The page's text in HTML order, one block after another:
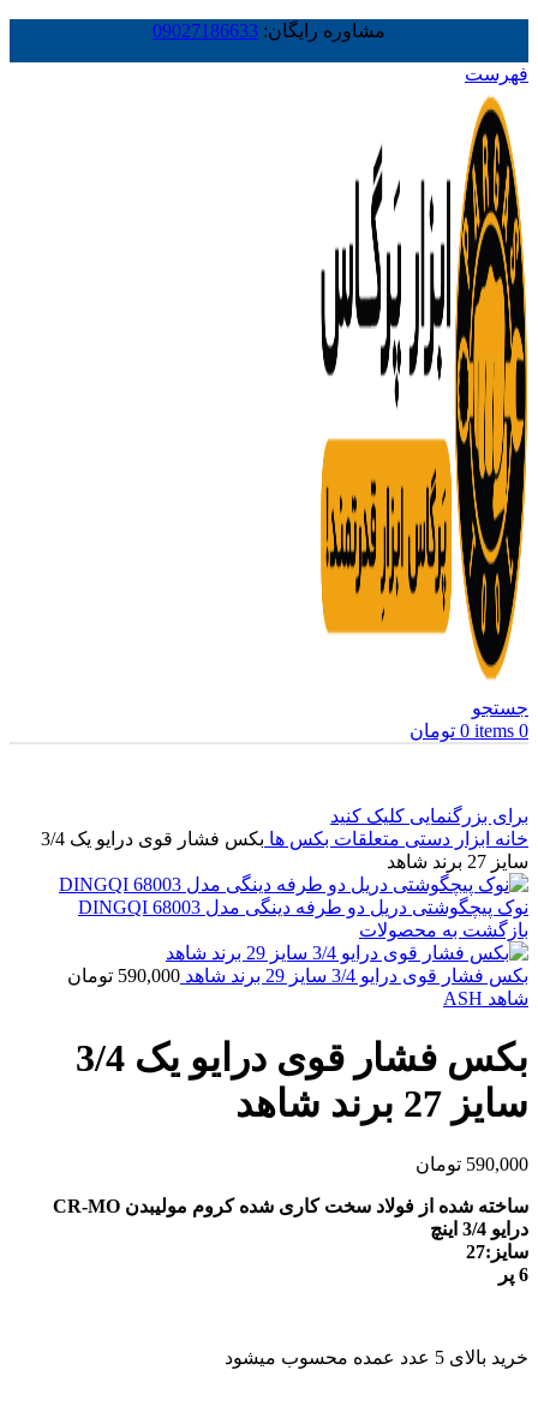
مشاوره رایگان: 09027186633
فهرست
جستجو
0
items
0 تومان
برای بزرگنمایی کلیک کنید
خانه ابزار دستی متعلقات بکس ها
بکس فشار قوی درایو یک 3/4
سایز 27 برند شاهد
نوک پیچگوشتی دریل دو طرفه دینگی مدل DINGQI 68003
بازگشت به محصولات
بکس فشار قوی درایو 3/4 سایز 29 برند شاهد 590,000 تومان
شاهد ASH
بکس فشار قوی درایو یک 3/4
سایز 27 برند شاهد
590,000 تومان
ساخته شده از فولاد سخت کاری شده کروم مولیبدن CR-MO
درایو 3/4 اینچ
سایز:27
6 پر
خرید بالای 5 عدد عمده محسوب میشود